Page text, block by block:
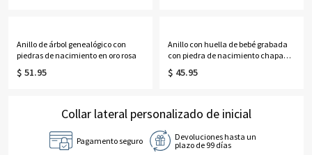
Anillo de árbol genealógico con
piedras de nacimiento en oro rosa
$ 51.95
Anillo con huella de bebé grabada
con piedra de nacimiento chapado
en platino
$ 45.95
Collar lateral personalizado de inicial
Pagamento seguro
Devoluciones hasta un
plazo de 99 días